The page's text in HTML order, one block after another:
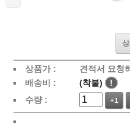
상
상품가 :
견적서 요청
배송비 :
(착불)
!
수량 :
+1